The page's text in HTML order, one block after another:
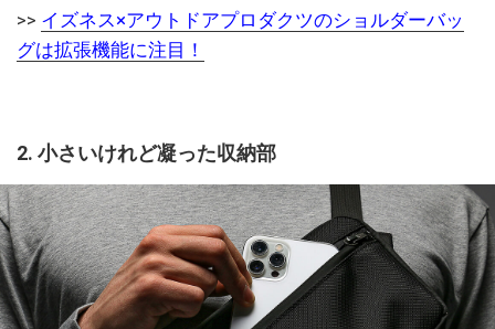
>> イズネス×アウトドアプロダクツのショルダーバッ
グは拡張機能に注目！
2. 小さいけれど凝った収納部